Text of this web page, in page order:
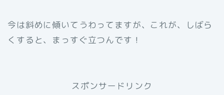
今は斜めに傾いてうわってますが、これが、しばら
くすると、まっすぐ立つんです！
スポンサードリンク